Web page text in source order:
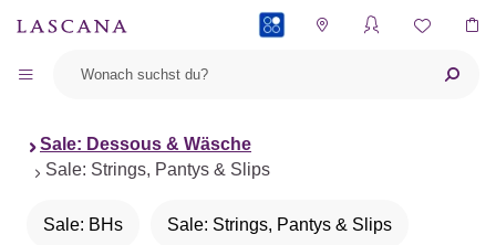
Sale: Dessous & Wäsche
Sale: Strings, Pantys & Slips
Sale: BHs Sale: Strings, Pantys & Slips